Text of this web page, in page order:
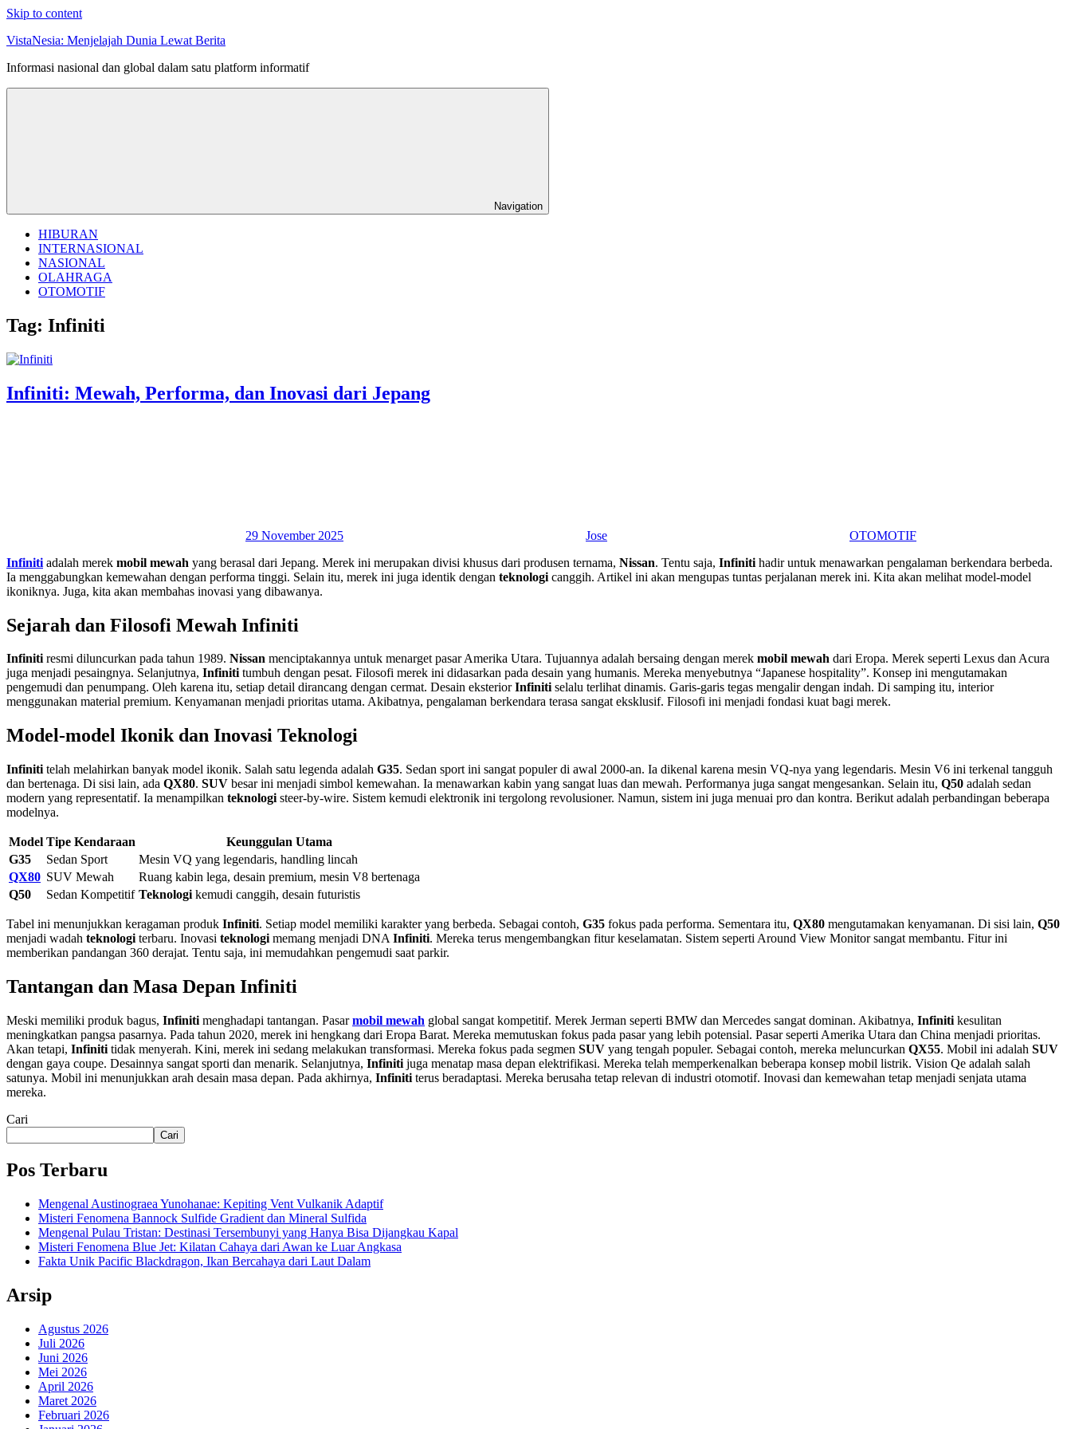
Skip to content
VistaNesia: Menjelajah Dunia Lewat Berita
Informasi nasional dan global dalam satu platform informatif
Navigation
HIBURAN
INTERNASIONAL
NASIONAL
OLAHRAGA
OTOMOTIF
Tag: Infiniti
Infiniti: Mewah, Performa, dan Inovasi dari Jepang
29 November 2025 Jose
OTOMOTIF
Infiniti adalah merek mobil mewah yang berasal dari Jepang. Merek ini merupakan divisi khusus dari produsen ternama, Nissan. Tentu saja, Infiniti hadir untuk menawarkan pengalaman berkendara berbeda.
Ia menggabungkan kemewahan dengan performa tinggi. Selain itu, merek ini juga identik dengan teknologi canggih. Artikel ini akan mengupas tuntas perjalanan merek ini. Kita akan melihat model-model
ikoniknya. Juga, kita akan membahas inovasi yang dibawanya.
Sejarah dan Filosofi Mewah Infiniti
Infinitiresmi diluncurkan pada tahun 1989. Nissan menciptakannya untuk menarget pasar Amerika Utara. Tujuannya adalah bersaing dengan merek mobil mewah dari Eropa. Merek seperti Lexus dan Acura
juga menjadi pesaingnya. Selanjutnya, Infinititumbuh dengan pesat. Filosofi merek ini didasarkan pada desain yang humanis. Mereka menyebutnya “Japanese hospitality”. Konsep ini mengutamakan
pengemudi dan penumpang. Oleh karena itu, setiap detail dirancang dengan cermat. Desain eksteriorInfinitiselalu terlihat dinamis. Garis-garis tegas mengalir dengan indah. Di samping itu, interior
menggunakan material premium. Kenyamanan menjadi prioritas utama. Akibatnya, pengalaman berkendara terasa sangat eksklusif. Filosofi ini menjadi fondasi kuat bagi merek.
Model-model Ikonik dan Inovasi Teknologi
Infiniti telah melahirkan banyak model ikonik. Salah satu legenda adalah G35. Sedan sport ini sangat populer di awal 2000-an. Ia dikenal karena mesin VQ-nya yang legendaris. Mesin V6 ini terkenal tangguh
dan bertenaga. Di sisi lain, ada QX80. SUV besar ini menjadi simbol kemewahan. Ia menawarkan kabin yang sangat luas dan mewah. Performanya juga sangat mengesankan. Selain itu, Q50 adalah sedan
modern yang representatif. Ia menampilkan teknologi steer-by-wire. Sistem kemudi elektronik ini tergolong revolusioner. Namun, sistem ini juga menuai pro dan kontra. Berikut adalah perbandingan beberapa
modelnya.
Model Tipe Kendaraan
Keunggulan Utama
G35
Sedan Sport
Mesin VQ yang legendaris, handling lincah
QX80 SUV Mewah
Ruang kabin lega, desain premium, mesin V8 bertenaga
Q50
Sedan Kompetitif Teknologi kemudi canggih, desain futuristis
Tabel ini menunjukkan keragaman produk Infiniti. Setiap model memiliki karakter yang berbeda. Sebagai contoh, G35 fokus pada performa. Sementara itu, QX80 mengutamakan kenyamanan. Di sisi lain, Q50
menjadi wadah teknologi terbaru. Inovasi teknologi memang menjadi DNA Infiniti. Mereka terus mengembangkan fitur keselamatan. Sistem seperti Around View Monitor sangat membantu. Fitur ini
memberikan pandangan 360 derajat. Tentu saja, ini memudahkan pengemudi saat parkir.
Tantangan dan Masa Depan Infiniti
Meski memiliki produk bagus, Infiniti menghadapi tantangan. Pasarmobil mewah global sangat kompetitif. Merek Jerman seperti BMW dan Mercedes sangat dominan. Akibatnya, Infiniti kesulitan
meningkatkan pangsa pasarnya. Pada tahun 2020, merek ini hengkang dari Eropa Barat. Mereka memutuskan fokus pada pasar yang lebih potensial. Pasar seperti Amerika Utara dan China menjadi prioritas.
Akan tetapi, Infiniti tidak menyerah. Kini, merek ini sedang melakukan transformasi. Mereka fokus pada segmen SUV yang tengah populer. Sebagai contoh, mereka meluncurkan QX55. Mobil ini adalah SUV
dengan gaya coupe. Desainnya sangat sporti dan menarik. Selanjutnya, Infiniti juga menatap masa depan elektrifikasi. Mereka telah memperkenalkan beberapa konsep mobil listrik. Vision Qe adalah salah
satunya. Mobil ini menunjukkan arah desain masa depan. Pada akhirnya, Infiniti terus beradaptasi. Mereka berusaha tetap relevan di industri otomotif. Inovasi dan kemewahan tetap menjadi senjata utama
mereka.
Cari
Cari
Pos Terbaru
Mengenal Austinograea Yunohanae: Kepiting Vent Vulkanik Adaptif
Misteri Fenomena Bannock Sulfide Gradient dan Mineral Sulfida
Mengenal Pulau Tristan: Destinasi Tersembunyi yang Hanya Bisa Dijangkau Kapal
Misteri Fenomena Blue Jet: Kilatan Cahaya dari Awan ke Luar Angkasa
Fakta Unik Pacific Blackdragon, Ikan Bercahaya dari Laut Dalam
Arsip
Agustus 2026
Juli 2026
Juni 2026
Mei 2026
April 2026
Maret 2026
Februari 2026